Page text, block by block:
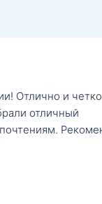
Отлично и четко
отличный